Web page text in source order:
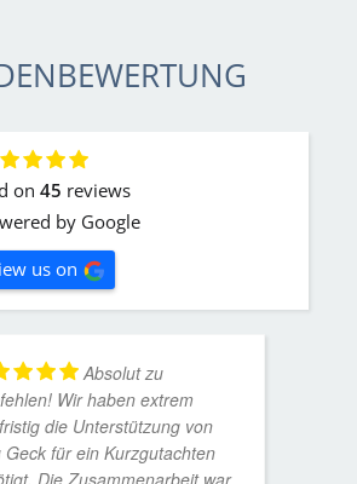
on 45 reviews
us on
Absolut zu
Wir haben extrem
die Unterstützung von
Geck für ein Kurzgutachten